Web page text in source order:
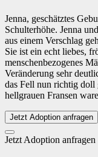
Jenna, geschätztes
Schulterhöhe. Jenna
aus einem Verschlag
Sie ist ein echt liebes,
menschenbezogenes
Veränderung sehr
das Fell nun richtig doll
hellgrauen Fransen
Jetzt Adoption anfragen
Jetzt Adoption anfragen